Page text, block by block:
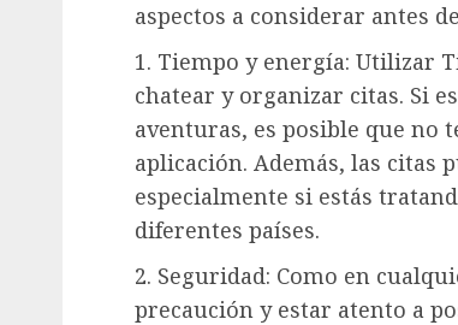
aspectos a considerar antes
1. Tiempo y energía: Utilizar
chatear y organizar citas. Si
aventuras, es posible que no
aplicación. Además, las citas
especialmente si estás
diferentes países.
2. Seguridad: Como en
precaución y estar atento a